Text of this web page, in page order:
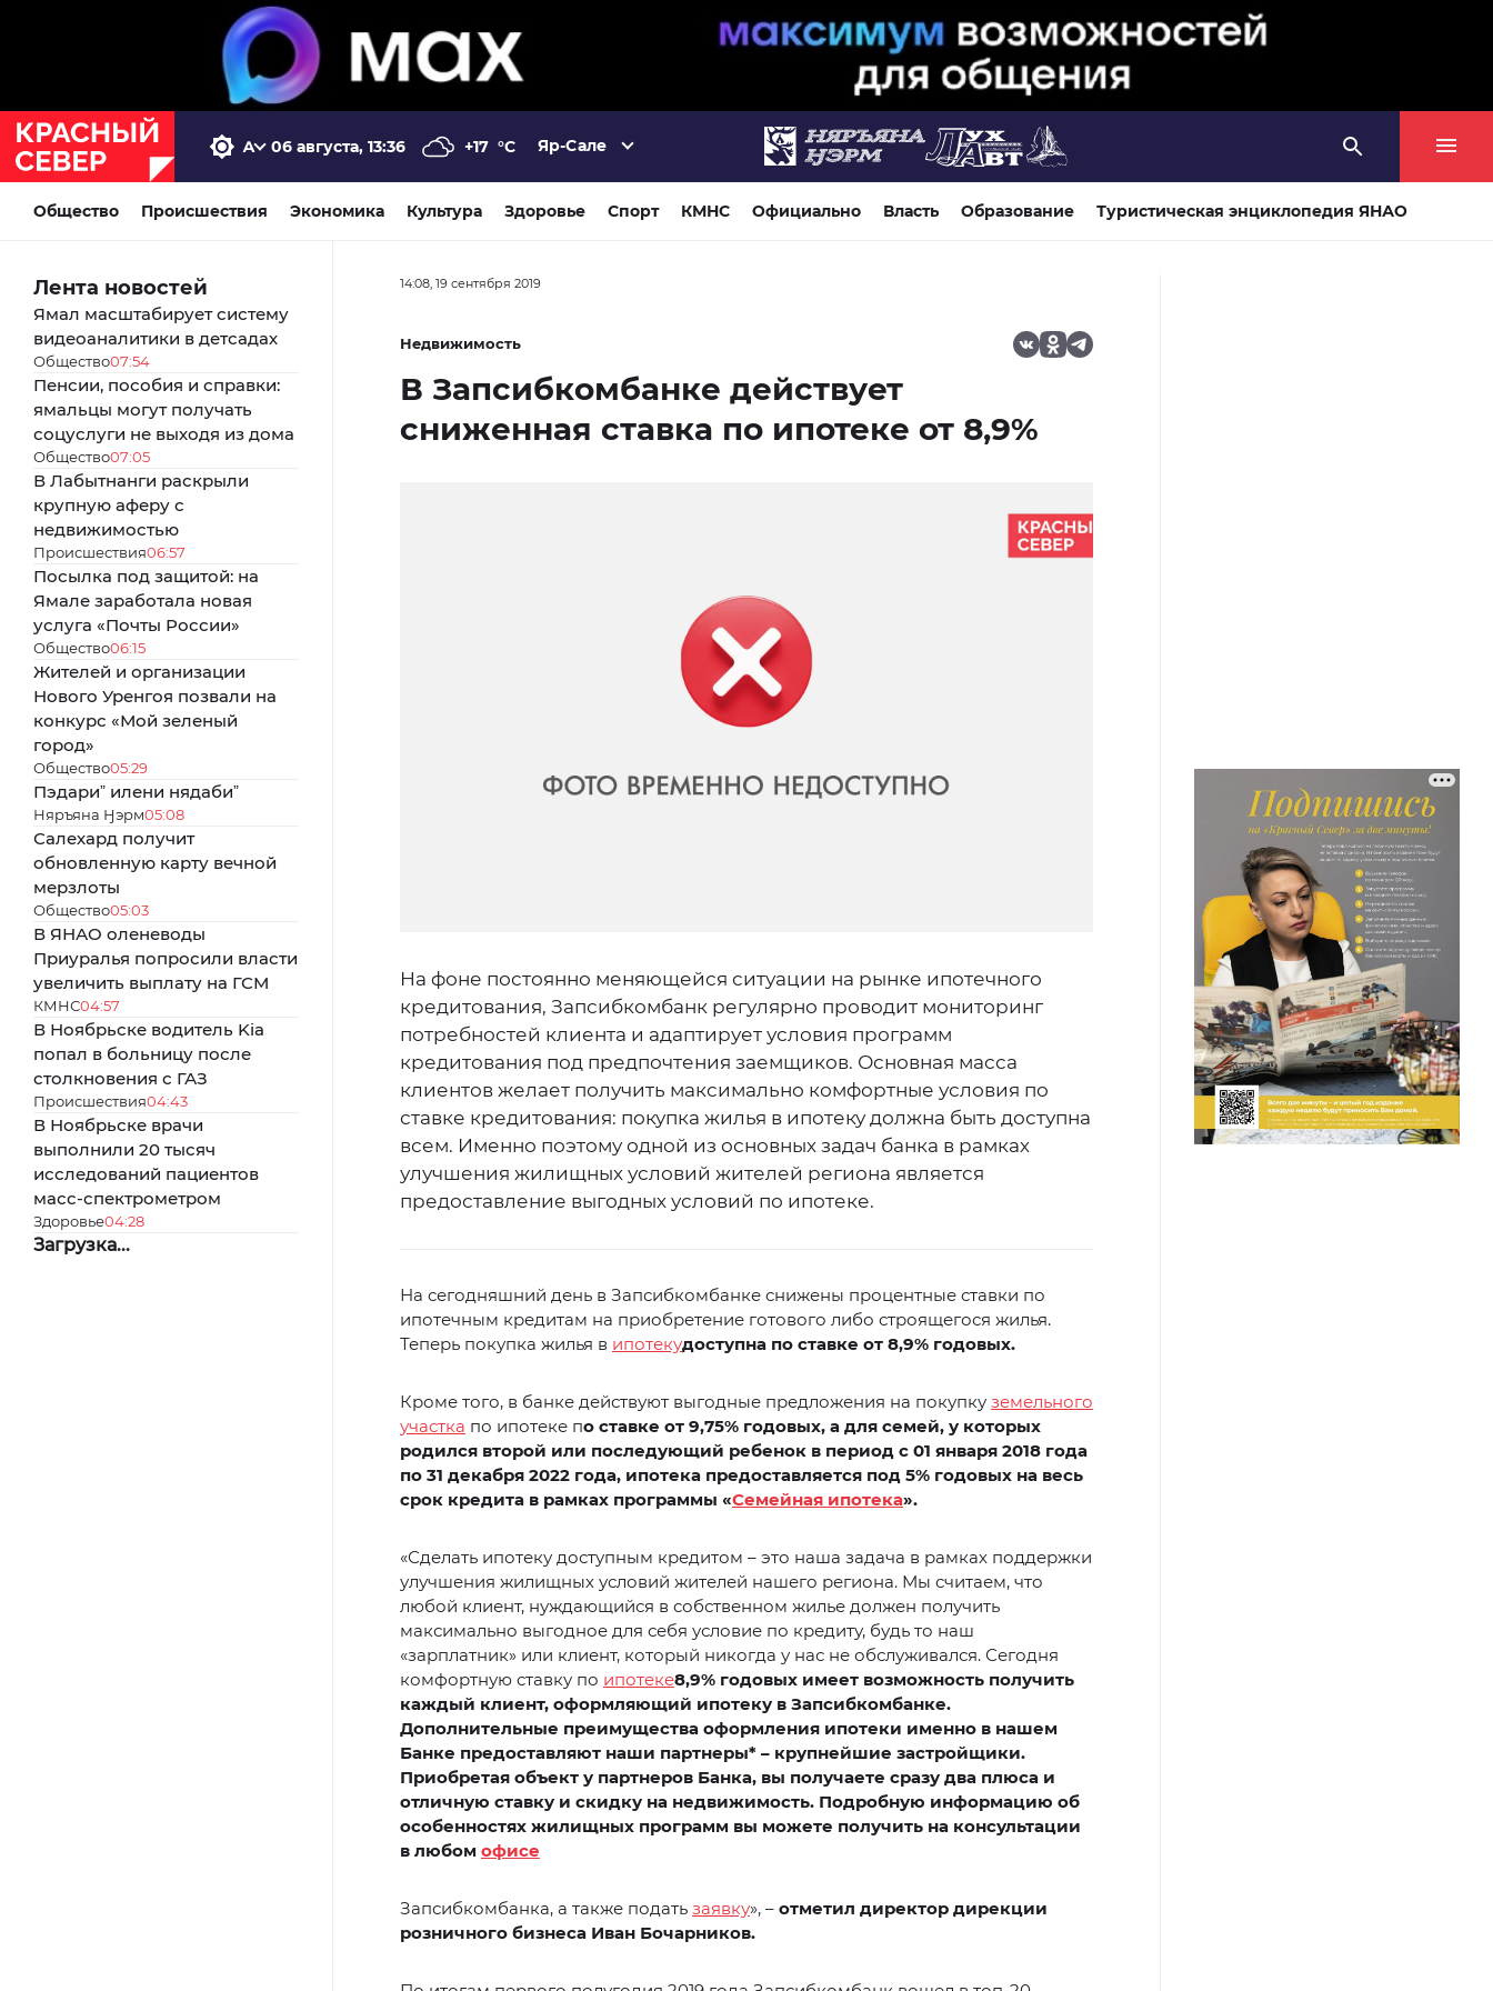
06 августа, 13:36 +17 °C Яр-Сале
Общество Происшествия Экономика Культура Здоровье Спорт КМНС Официально Власть Образование Туристическая энциклопедия ЯНАО
Лента новостей
Ямал масштабирует систему
видеоаналитики в детсадах
Общество07:54
Пенсии, пособия и справки:
ямальцы могут получать
соцуслуги не выходя из дома
Общество07:05
В Лабытнанги раскрыли
крупную аферу с
недвижимостью
Происшествия06:57
Посылка под защитой: на
Ямале заработала новая
услуга «Почты России»
Общество06:15
Жителей и организации
Нового Уренгоя позвали на
конкурс «Мой зеленый
город»
Общество05:29
Пэдариˮ илени нядабиˮ
Няръяна Ӈэрм05:08
Салехард получит
обновленную карту вечной
мерзлоты
Общество05:03
В ЯНАО оленеводы
Приуралья попросили власти
увеличить выплату на ГСМ
КМНС04:57
В Ноябрьске водитель Kia
попал в больницу после
столкновения с ГАЗ
Происшествия04:43
В Ноябрьске врачи
выполнили 20 тысяч
исследований пациентов
масс-спектрометром
Здоровье04:28
Загрузка...
14:08, 19 сентября 2019
Недвижимость
В Запсибкомбанке действует
сниженная ставка по ипотеке от 8,9%
На фоне постоянно меняющейся ситуации на рынке ипотечного
кредитования, Запсибкомбанк регулярно проводит мониторинг
потребностей клиента и адаптирует условия программ
кредитования под предпочтения заемщиков. Основная масса
клиентов желает получить максимально комфортные условия по
ставке кредитования: покупка жилья в ипотеку должна быть доступна
всем. Именно поэтому одной из основных задач банка в рамках
улучшения жилищных условий жителей региона является
предоставление выгодных условий по ипотеке.
На сегодняшний день в Запсибкомбанке снижены процентные ставки по
ипотечным кредитам на приобретение готового либо строящегося жилья.
Теперь покупка жилья в ипотекудоступна по ставке от 8,9% годовых.
Кроме того, в банке действуют выгодные предложения на покупку земельного
участка по ипотеке по ставке от 9,75% годовых, а для семей, у которых
родился второй или последующий ребенок в период с 01 января 2018 года
по 31 декабря 2022 года, ипотека предоставляется под 5% годовых на весь
срок кредита в рамках программы «Семейная ипотека».
«Сделать ипотеку доступным кредитом – это наша задача в рамках поддержки
улучшения жилищных условий жителей нашего региона. Мы считаем, что
любой клиент, нуждающийся в собственном жилье должен получить
максимально выгодное для себя условие по кредиту, будь то наш
«зарплатник» или клиент, который никогда у нас не обслуживался. Сегодня
комфортную ставку по ипотеке8,9% годовых имеет возможность получить
каждый клиент, оформляющий ипотеку в Запсибкомбанке.
Дополнительные преимущества оформления ипотеки именно в нашем
Банке предоставляют наши партнеры* – крупнейшие застройщики.
Приобретая объект у партнеров Банка, вы получаете сразу два плюса и
отличную ставку и скидку на недвижимость. Подробную информацию об
особенностях жилищных программ вы можете получить на консультации
в любом офисе
Запсибкомбанка, а также подать заявку», – отметил директор дирекции
розничного бизнеса Иван Бочарников.